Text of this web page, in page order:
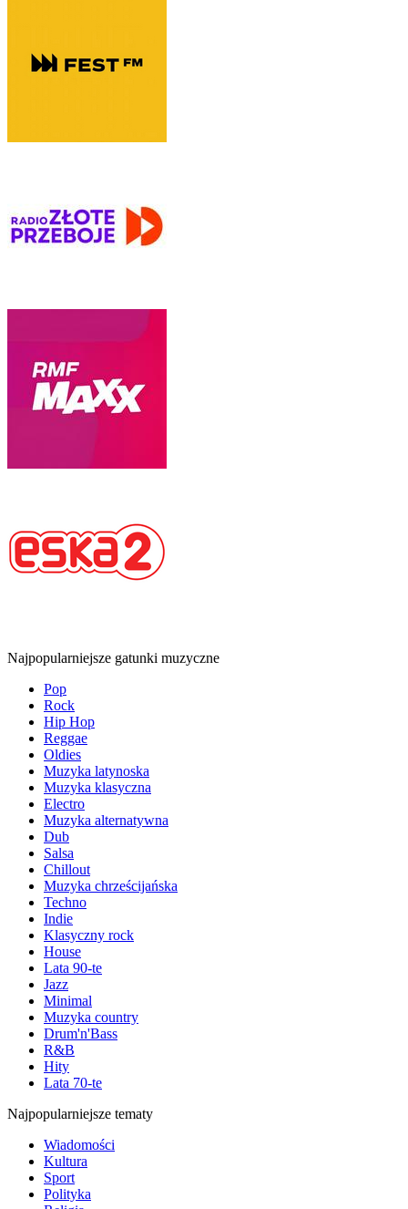
Najpopularniejsze gatunki muzyczne
Pop
Rock
Hip Hop
Reggae
Oldies
Muzyka latynoska
Muzyka klasyczna
Electro
Muzyka alternatywna
Dub
Salsa
Chillout
Muzyka chrześcijańska
Techno
Indie
Klasyczny rock
House
Lata 90-te
Jazz
Minimal
Muzyka country
Drum'n'Bass
R&B
Hity
Lata 70-te
Najpopularniejsze tematy
Wiadomości
Kultura
Sport
Polityka